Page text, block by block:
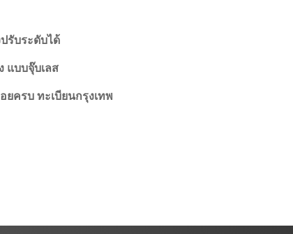
รับระดับได้
แบบจุ๊บเลส
ยครบ ทะเบียนกรุงเทพ